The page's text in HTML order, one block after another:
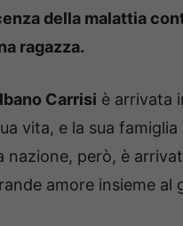
della malattia
ragazza.
Carrisi è arrivata
vita, e la sua
nazione, però, è
amore insieme al